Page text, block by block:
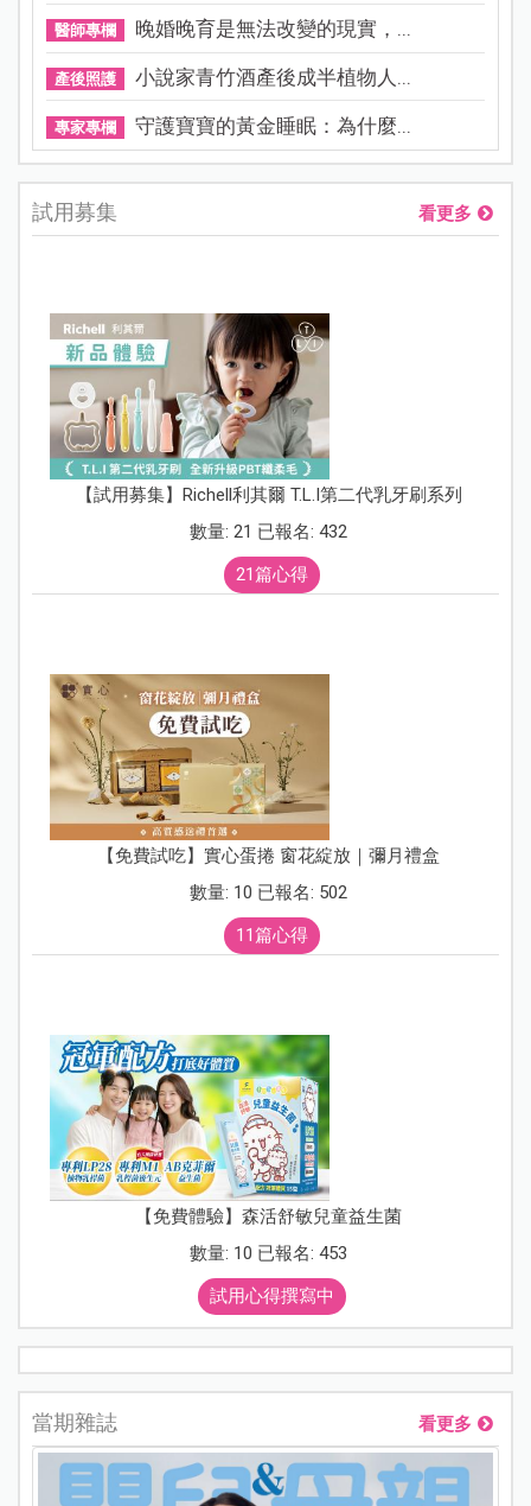
醫師專欄 晚婚晚育是無法改變的現實，...
產後照護 小說家青竹酒產後成半植物人...
專家專欄 守護寶寶的黃金睡眠：為什麼...
試用募集 看更多
【試用募集】Richell利其爾 T.L.I第二代乳牙刷系列
數量: 21 已報名: 432
21篇心得
【免費試吃】實心蛋捲 窗花綻放｜彌月禮盒
數量: 10 已報名: 502
11篇心得
【免費體驗】森活舒敏兒童益生菌
數量: 10 已報名: 453
試用心得撰寫中
當期雜誌 看更多